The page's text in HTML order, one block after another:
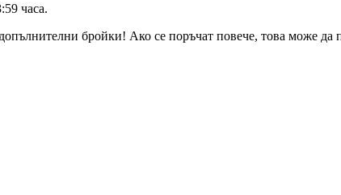
часа.
бройки! Ако се поръчат повече, това може да